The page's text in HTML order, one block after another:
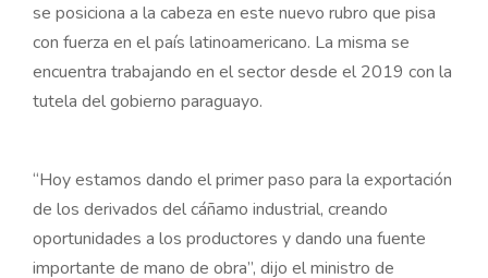
se posiciona a la cabeza en este nuevo rubro que pisa
con fuerza en el país latinoamericano. La misma se
encuentra trabajando en el sector desde el 2019 con la
tutela del gobierno paraguayo.
“Hoy estamos dando el primer paso para la exportación
de los derivados del cáñamo industrial, creando
oportunidades a los productores y dando una fuente
importante de mano de obra”, dijo el ministro de